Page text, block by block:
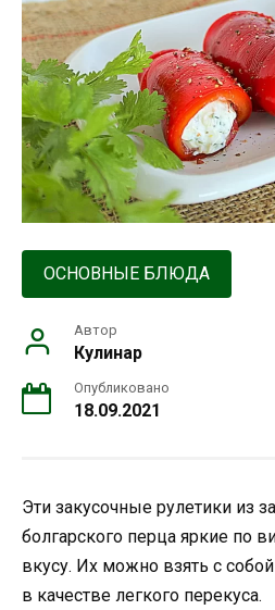
ОСНОВНЫЕ БЛЮДА
Автор
Кулинар
Опубликовано
18.09.2021
Эти закусочные рулетики из
болгарского перца яркие по
вкусу. Их можно взять с
в качестве легкого перекуса.